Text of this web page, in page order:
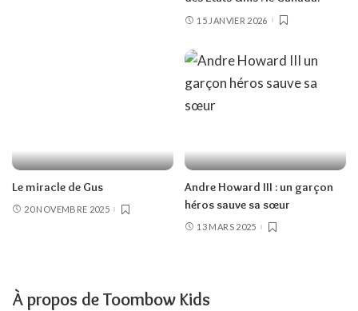
15 JANVIER 2026
Le miracle de Gus
20 NOVEMBRE 2025
Andre Howard III : un garçon
héros sauve sa sœur
13 MARS 2025
À propos de Toombow Kids